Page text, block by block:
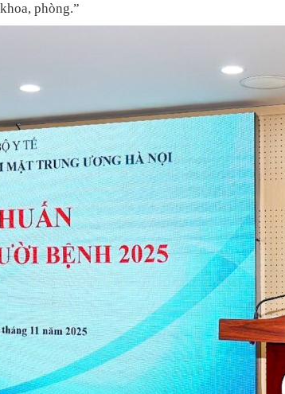
phòng.”